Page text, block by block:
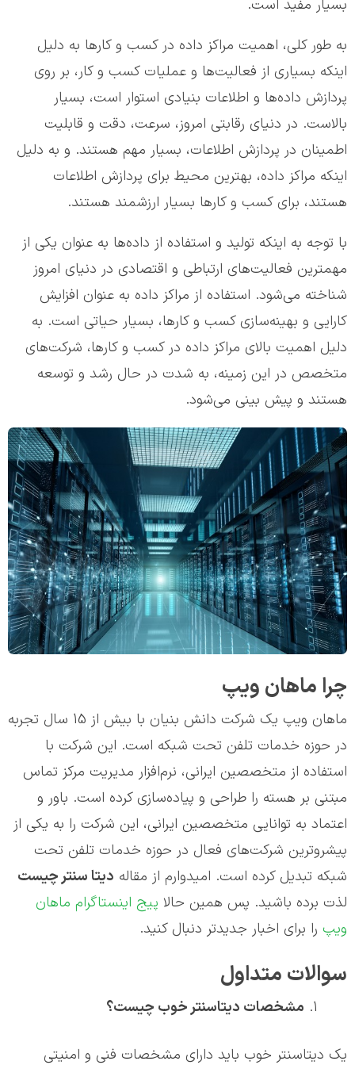
بسیار مفید است.
به طور کلی، اهمیت مراکز داده در کسب و کارها به دلیل
اینکه بسیاری از فعالیت‌ها و عملیات کسب و کار، بر روی
پردازش داده‌ها و اطلاعات بنیادی استوار است، بسیار
بالاست. در دنیای رقابتی امروز، سرعت، دقت و قابلیت
اطمینان در پردازش اطلاعات، بسیار مهم هستند. و به دلیل
اینکه مراکز داده، بهترین محیط برای پردازش اطلاعات
هستند، برای کسب و کارها بسیار ارزشمند هستند.
با توجه به اینکه تولید و استفاده از داده‌ها به عنوان یکی از
مهمترین فعالیت‌های ارتباطی و اقتصادی در دنیای امروز
شناخته می‌شود. استفاده از مراکز داده به عنوان افزایش
کارایی و بهینه‌سازی کسب و کارها، بسیار حیاتی است. به
دلیل اهمیت بالای مراکز داده در کسب و کارها، شرکت‌های
متخصص در این زمینه، به شدت در حال رشد و توسعه
هستند و پیش بینی می‌شود.
چرا ماهان ویپ
ماهان ویپ یک شرکت دانش بنیان با بیش از 15 سال تجربه
در حوزه خدمات تلفن تحت شبکه است. این شرکت با
استفاده از متخصصین ایرانی، نرم‌افزار مدیریت مرکز تماس
مبتنی بر هسته را طراحی و پیاده‌سازی کرده است. باور و
اعتماد به توانایی متخصصین ایرانی، این شرکت را به یکی از
پیشروترین شرکت‌های فعال در حوزه خدمات تلفن تحت
شبکه تبدیل کرده است. امیدوارم از مقاله دیتا سنتر چیست
لذت برده باشید. پس همین حالا پیج اینستاگرام ماهان
ویپ را برای اخبار جدیدتر دنبال کنید.
سوالات متداول
مشخصات دیتاسنتر خوب چیست؟
یک دیتاسنتر خوب باید دارای مشخصات فنی و امنیتی